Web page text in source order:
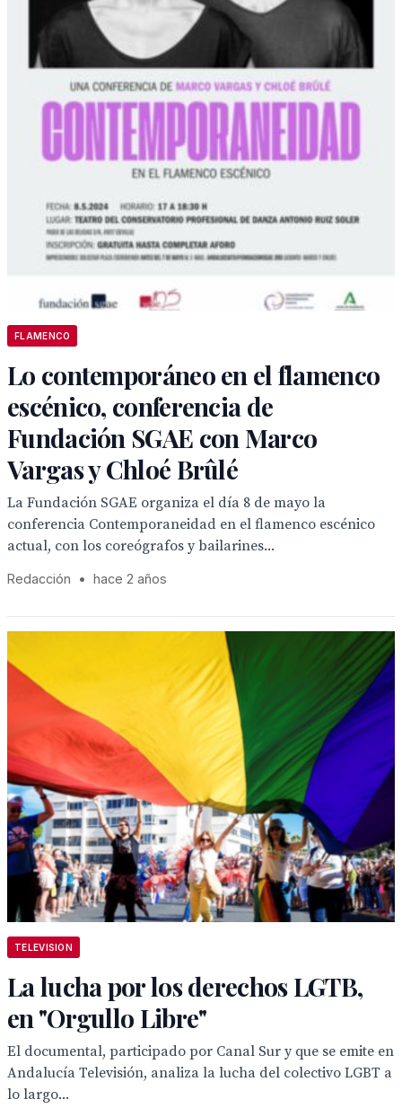
FLAMENCO
Lo contemporáneo en el flamenco
escénico, conferencia de
Fundación SGAE con Marco
Vargas y Chloé Brûlé
La Fundación SGAE organiza el día 8 de mayo la
conferencia Contemporaneidad en el flamenco escénico
actual, con los coreógrafos y bailarines...
Redacción • hace 2 años
TELEVISION
La lucha por los derechos LGTB,
en "Orgullo Libre"
El documental, participado por Canal Sur y que se emite en
Andalucía Televisión, analiza la lucha del colectivo LGBT a
lo largo...